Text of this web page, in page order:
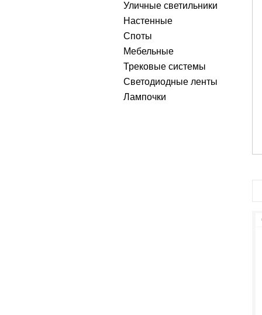
Уличные светильники
Настенные
Споты
Мебельные
Трековые системы
Светодиодные ленты
Лампочки